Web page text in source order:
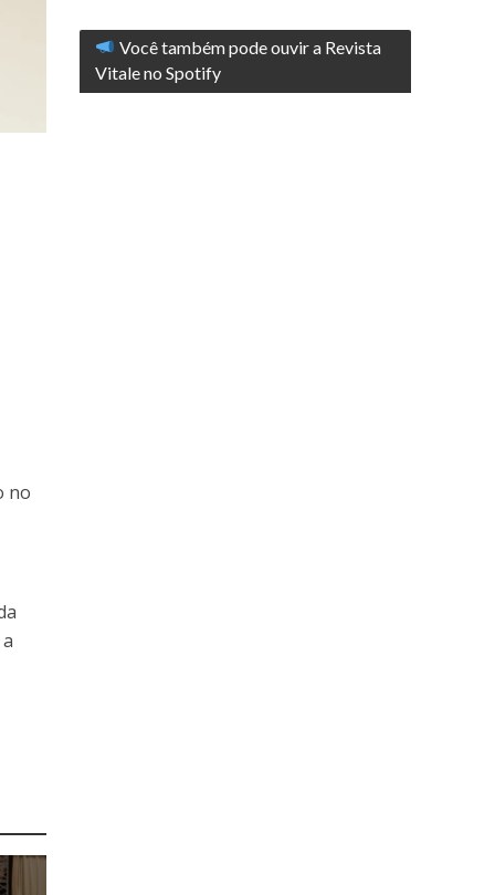
no
Você também pode ouvir a Revista
Vitale no Spotify